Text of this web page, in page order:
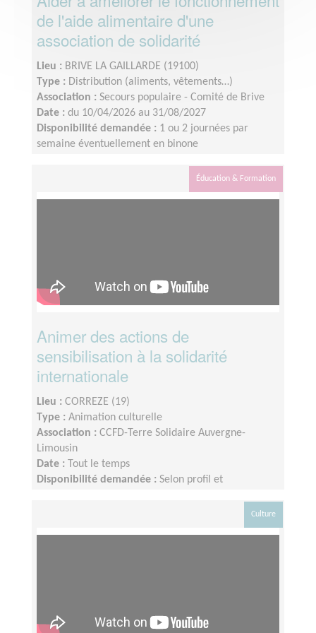
de l'aide alimentaire d'une
association de solidarité
Lieu : BRIVE LA GAILLARDE (19100)
Type : Distribution (aliments, vêtements…)
Association : Secours populaire - Comité de Brive
Date : du 10/04/2026 au 31/08/2027
Disponibilité demandée : 1 ou 2 journées par
semaine éventuellement en binone
Éducation & Formation
Animer des actions de
sensibilisation à la solidarité
internationale
Lieu : CORREZE (19)
Type : Animation culturelle
Association : CCFD-Terre Solidaire Auvergne-
Limousin
Date :
Tout le temps
Disponibilité demandée : Selon profil et
Culture